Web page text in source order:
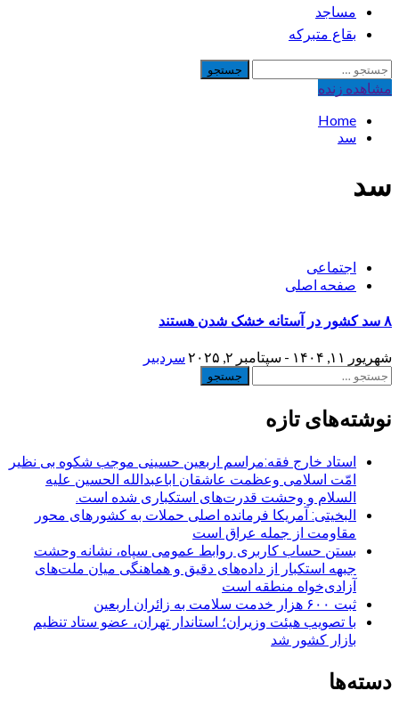
مساجد
بقاع متبرکه
جستجو
برای:
مشاهده‌ زنده
Home
سد
سد
اجتماعی
صفحه اصلی
۸ سد کشور در آستانه خشک شدن هستند
شهریور ۱۱, ۱۴۰۴ - سپتامبر ۲, ۲۰۲۵
سردبیر
جستجو
نوشته‌های تازه
استاد خارج فقه:مراسم اربعین حسینی موجب شکوه بی نظیر
امّت اسلامی وعظمت عاشقان اباعبدالله الحسین علیه
السلام و وحشت قدرت‌های استکباری شده است.
البخیتی: آمریکا فرمانده اصلی حملات به کشورهای محور
مقاومت از جمله عراق است
بستن حساب کاربری روابط عمومی سپاه، نشانه‌ وحشت
جبهه استکبار از داده‌های دقیق و هماهنگی میان ملت‌های
آزادی‌خواه منطقه است
ثبت ۶۰۰ هزار خدمت سلامت به زائران اربعین
با تصویب هیئت وزیران؛ استاندار تهران، عضو ستاد تنظیم
بازار کشور شد
دسته‌ها